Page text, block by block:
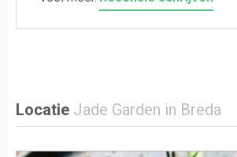
Locatie Jade Garden in Breda